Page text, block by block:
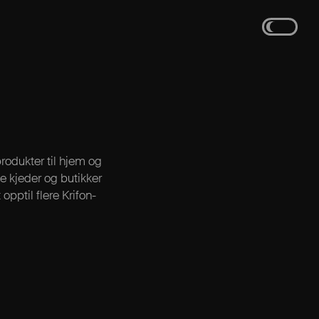
til hjem og
kjeder og butikker
flere Krifon-